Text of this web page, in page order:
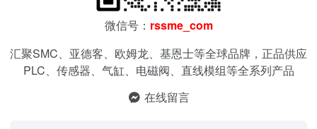
微信号： rssme_com
汇聚SMC、亚德客、欧姆龙、基恩士等全球品牌，正品供应
PLC、传感器、气缸、电磁阀、直线模组等全系列产品
在线留言